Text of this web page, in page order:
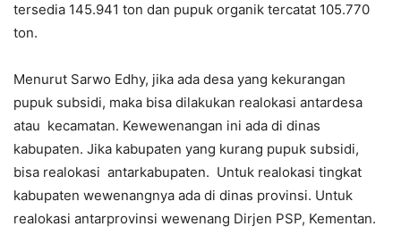
tersedia 145.941 ton dan pupuk organik tercatat 105.770
ton.
Menurut Sarwo Edhy, jika ada desa yang kekurangan
pupuk subsidi, maka bisa dilakukan realokasi antardesa
atau kecamatan. Kewewenangan ini ada di dinas
kabupaten. Jika kabupaten yang kurang pupuk subsidi,
bisa realokasi antarkabupaten. Untuk realokasi tingkat
kabupaten wewenangnya ada di dinas provinsi. Untuk
realokasi antarprovinsi wewenang Dirjen PSP, Kementan.